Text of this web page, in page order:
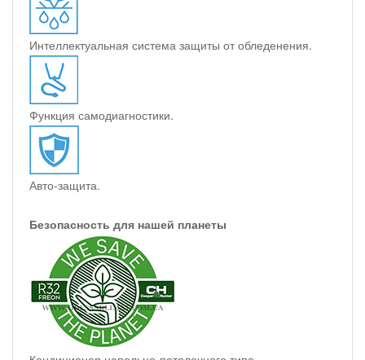
Интеллектуальная система защиты от обледенения.
Функция самодиагностики.
Авто-защита.
Безопасность для нашей планеты